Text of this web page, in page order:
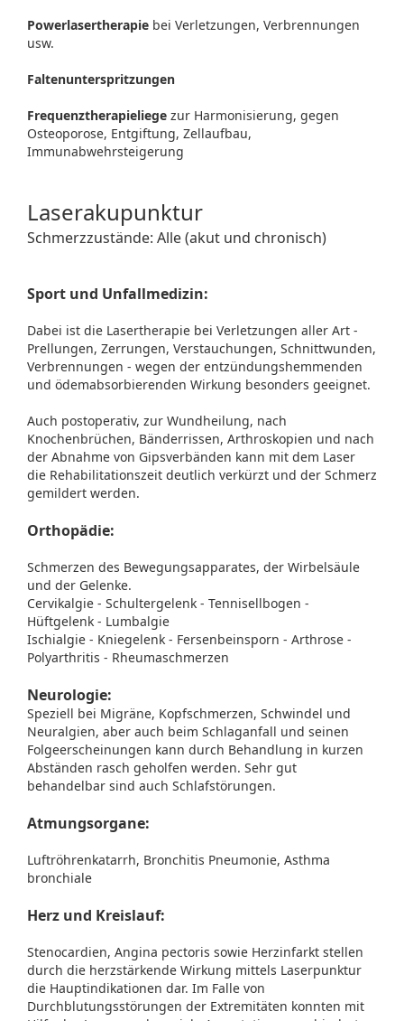
Powerlasertherapie bei Verletzungen, Verbrennungen
usw.
Faltenunterspritzungen
Frequenztherapieliege zur Harmonisierung, gegen
Osteoporose, Entgiftung, Zellaufbau,
Immunabwehrsteigerung
Laserakupunktur
Schmerzzustände: Alle (akut und chronisch)
Sport und Unfallmedizin:
Dabei ist die Lasertherapie bei Verletzungen aller Art -
Prellungen, Zerrungen, Verstauchungen, Schnittwunden,
Verbrennungen - wegen der entzündungshemmenden
und ödemabsorbierenden Wirkung besonders geeignet.
Auch postoperativ, zur Wundheilung, nach
Knochenbrüchen, Bänderrissen, Arthroskopien und nach
der Abnahme von Gipsverbänden kann mit dem Laser
die Rehabilitationszeit deutlich verkürzt und der Schmerz
gemildert werden.
Orthopädie:
Schmerzen des Bewegungsapparates, der Wirbelsäule
und der Gelenke.
Cervikalgie - Schultergelenk - Tennisellbogen -
Hüftgelenk - Lumbalgie
Ischialgie - Kniegelenk - Fersenbeinsporn - Arthrose -
Polyarthritis - Rheumaschmerzen
Neurologie:
Speziell bei Migräne, Kopfschmerzen, Schwindel und
Neuralgien, aber auch beim Schlaganfall und seinen
Folgeerscheinungen kann durch Behandlung in kurzen
Abständen rasch geholfen werden. Sehr gut
behandelbar sind auch Schlafstörungen.
Atmungsorgane:
Luftröhrenkatarrh, Bronchitis Pneumonie, Asthma
bronchiale
Herz und Kreislauf:
Stenocardien, Angina pectoris sowie Herzinfarkt stellen
durch die herzstärkende Wirkung mittels Laserpunktur
die Hauptindikationen dar. Im Falle von
Durchblutungsstörungen der Extremitäten konnten mit